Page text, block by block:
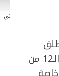
لوكارنو السينمائي
فعالياته في يوم السادس وتستمر حتى الـ12 من